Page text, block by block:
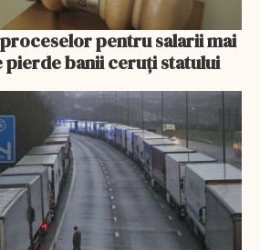
pentru salarii mai
pierde banii ceruți statului